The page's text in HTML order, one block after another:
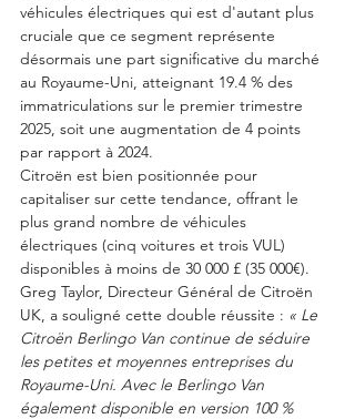
véhicules électriques qui est d'autant plus
cruciale que ce segment représente
désormais une part significative du marché
au Royaume-Uni, atteignant 19.4 % des
immatriculations sur le premier trimestre
2025, soit une augmentation de 4 points
par rapport à 2024.
Citroën est bien positionnée pour
capitaliser sur cette tendance, offrant le
plus grand nombre de véhicules
électriques (cinq voitures et trois VUL)
disponibles à moins de 30 000 £ (35 000€).
Greg Taylor, Directeur Général de Citroën
UK, a souligné cette double réussite : « Le
Citroën Berlingo Van continue de séduire
les petites et moyennes entreprises du
Royaume-Uni. Avec le Berlingo Van
également disponible en version 100 %